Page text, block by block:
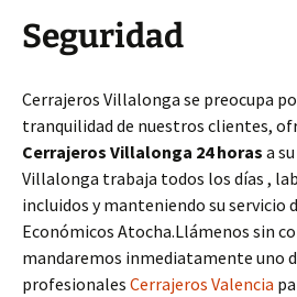
Seguridad
Cerrajeros Villalonga se preocupa
tranquilidad de nuestros clientes,
Cerrajeros Villalonga 24 horas a
Villalonga trabaja todos los días ,
incluidos y manteniendo su servicio
Económicos Atocha.Llámenos sin
mandaremos inmediatamente uno
profesionales Cerrajeros Valencia